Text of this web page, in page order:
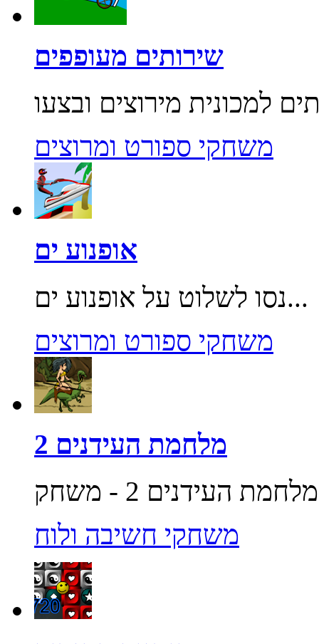
שירותים מעופפים
משחקי ספורט ומרוצים
אופנוע ים
נסו לשלוט על אופנוע ים...
משחקי ספורט ומרוצים
מלחמת העידנים 2
משחקי חשיבה ולוח